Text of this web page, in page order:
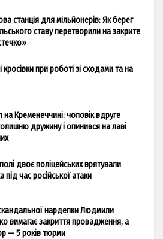
станція для мільйонерів: Як берег
ставу перетворили на закрите
кросівки при роботі зі сходами та на
на Кременеччині: чоловік вдруге
дружину і опинився на лаві
двоє поліцейських врятували
під час російської атаки
нардепки Людмили
вимагає закриття провадження, а
— 5 років тюрми